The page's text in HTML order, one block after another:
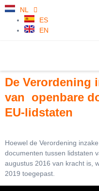
NL
ES
EN
De Verordening
van openbare
EU-lidstaten
Hoewel de Verordening
documenten tussen lidstaten
augustus 2016 van kracht is,
2019 toegepast.